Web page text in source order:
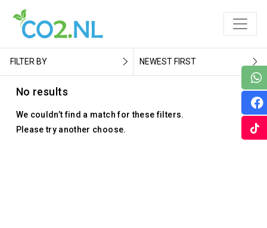
FILTER BY NEWEST FIRST
No results
We couldn’t find a match for these filters.
Please try another choose.